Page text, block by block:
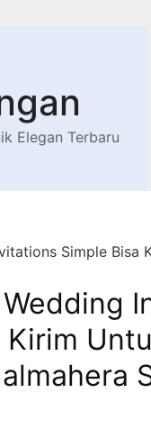
Elegan Terbaru
Simple Bisa
Kirim